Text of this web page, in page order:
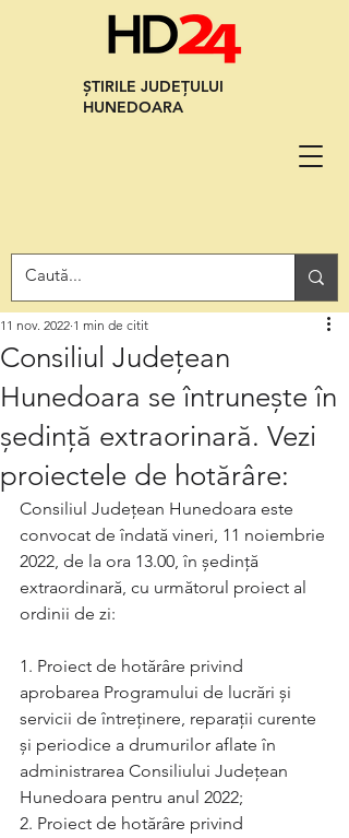
ȘTIRILE JUDEȚULUI
HUNEDOARA
Consiliul Județean
Hunedoara se întrunește în
ședință extraorinară. Vezi
proiectele de hotărâre:
11 nov. 2022 1 min de citit
Consiliul Județean Hunedoara este
convocat de îndată vineri, 11 noiembrie
2022, de la ora 13.00, în ședință
extraordinară, cu următorul proiect al
ordinii de zi:
1. Proiect de hotărâre privind
aprobarea Programului de lucrări și
servicii de întreținere, reparații curente
și periodice a drumurilor aflate în
administrarea Consiliului Județean
Hunedoara pentru anul 2022;
2. Proiect de hotărâre privind